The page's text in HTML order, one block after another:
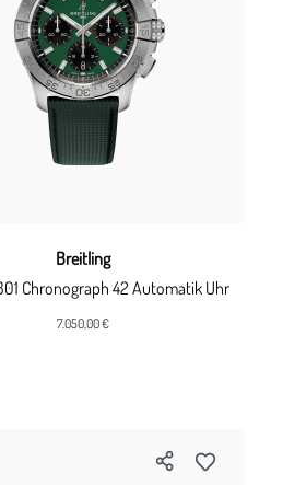
Breitling
Chronograph 42 Automatik Uhr
7.050,00 €